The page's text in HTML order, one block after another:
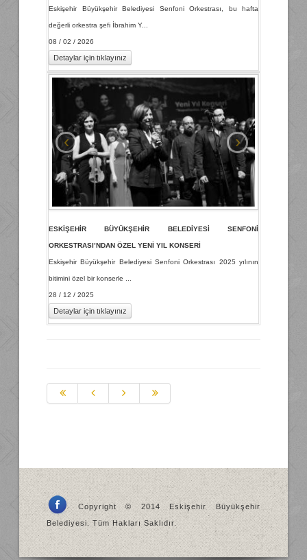
Eskişehir Büyükşehir Belediyesi Senfoni Orkestrası, bu hafta
değerli orkestra şefi İbrahim Y...
08 / 02 / 2026
Detaylar için tıklayınız
‹ ›
ESKİŞEHİR BÜYÜKŞEHİR BELEDİYESİ SENFONİ
ORKESTRASI’NDAN ÖZEL YENİ YIL KONSERİ
Eskişehir Büyükşehir Belediyesi Senfoni Orkestrası 2025 yılının
bitimini özel bir konserle ...
28 / 12 / 2025
Detaylar için tıklayınız
Copyright © 2014 Eskişehir Büyükşehir
Belediyesi. Tüm Hakları Saklıdır.